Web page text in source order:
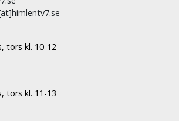
tors kl. 10-12
tors kl. 11-13